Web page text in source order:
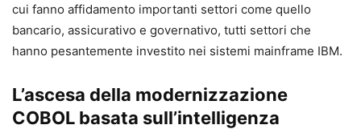
cui fanno affidamento importanti settori come quello
bancario, assicurativo e governativo, tutti settori che
hanno pesantemente investito nei sistemi mainframe IBM.
L’ascesa della modernizzazione
COBOL basata sull’intelligenza